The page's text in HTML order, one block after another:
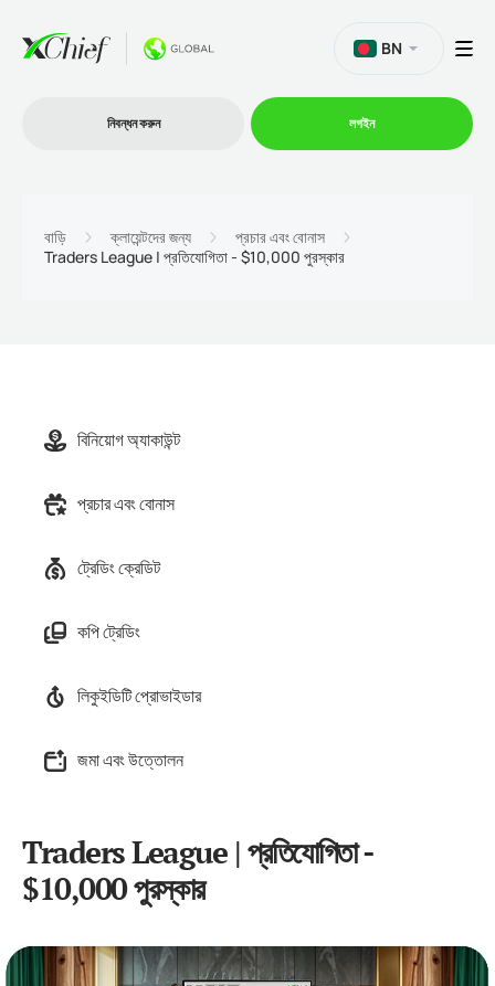
অংশীদারিত্ব
BN
নিবন্ধন করুন লগইন
বাড়ি ক্লায়েন্টদের জন্য
প্রচার এবং বোনাস
Traders League | প্রতিযোগিতা - $10,000 পুরস্কার
বিনিয়োগ অ্যাকাউন্ট
প্রচার এবং বোনাস
ট্রেডিং ক্রেডিট
কপি ট্রেডিং
লিকুইডিটি প্রোভাইডার
জমা এবং উত্তোলন
Traders League | প্রতিযোগিতা -
$10,000 পুরস্কার